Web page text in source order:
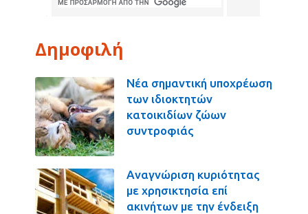
Δημοφιλή
Νέα σημαντική υποχρέωση
των ιδιοκτητών
κατοικιδίων ζώων
συντροφιάς
Αναγνώριση κυριότητας
με χρησικτησία επί
ακινήτων με την ένδειξη